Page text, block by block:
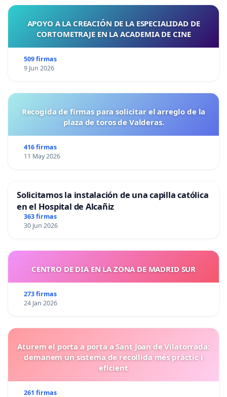
APOYO A LA CREACIÓN DE LA ESPECIALIDAD DE
CORTOMETRAJE EN LA ACADEMIA DE CINE
509 firmas
9 Jun 2026
Recogida de firmas para solicitar el arreglo de la
plaza de toros de Valderas.
416 firmas
11 May 2026
Solicitamos la instalación de una capilla católica
en el Hospital de Alcañiz
363 firmas
30 Jun 2026
CENTRO DE DIA EN LA ZONA DE MADRID SUR
273 firmas
24 Jan 2026
Aturem el porta a porta a Sant Joan de Vilatorrada:
demanem un sistema de recollida més pràctic i
eficient
261 firmas